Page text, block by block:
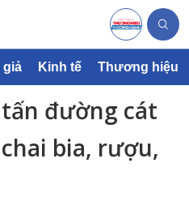
giả Kinh tế Thương hiệu
đường cát
bia, rượu,